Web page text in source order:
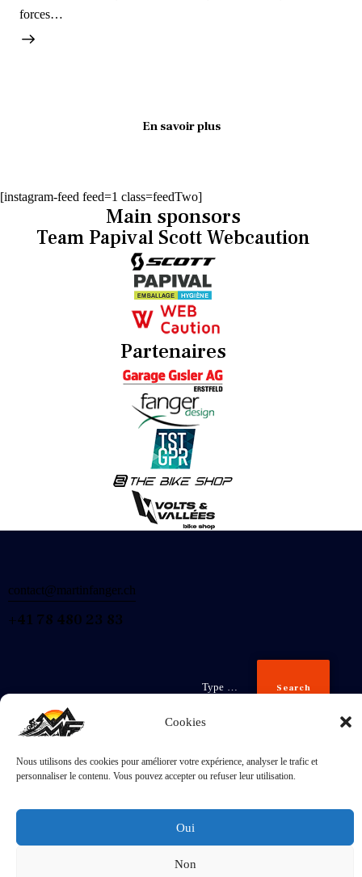
Cookies
Nous utilisons des cookies pour améliorer votre expérience, analyser le trafic et
personnaliser le contenu. Vous pouvez accepter ou refuser leur utilisation.
Oui
Non
forces…
En savoir plus
[instagram-feed feed=1 class=feedTwo]
Main sponsors
Team Papival Scott Webcaution
Partenaires
contact@martinfanger.ch
+41 78 480 23 83
Search
Inscris-
toi
J'accepte laPolitique de confidentialité.